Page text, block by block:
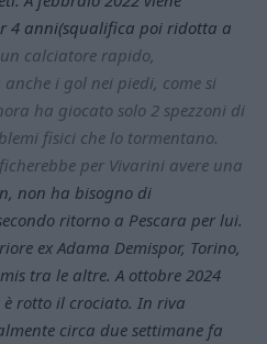
4 anni(squalifica poi ridotta a
calciatore rapido,
i gol nei piedi, come si
ha giocato solo 2 spezzoni di
fisici che lo tormentano.
per Vivarini avere una
non ha bisogno di
ritorno a Pescara per lui.
ex Adama Demispor, Torino,
tra le altre. A ottobre 2024
è rotto il crociato. In riva
circa due settimane fa